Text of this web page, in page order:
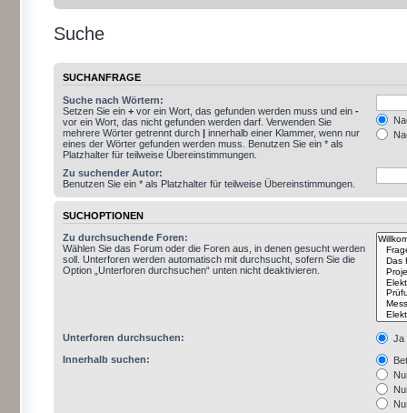
Suche
SUCHANFRAGE
Suche nach Wörtern:
Setzen Sie ein + vor ein Wort, das gefunden werden muss und ein -
vor ein Wort, das nicht gefunden werden darf. Verwenden Sie
mehrere Wörter getrennt durch | innerhalb einer Klammer, wenn nur
eines der Wörter gefunden werden muss. Benutzen Sie ein * als
Platzhalter für teilweise Übereinstimmungen.
Zu suchender Autor:
Benutzen Sie ein * als Platzhalter für teilweise Übereinstimmungen.
SUCHOPTIONEN
Zu durchsuchende Foren:
Wählen Sie das Forum oder die Foren aus, in denen gesucht werden
soll. Unterforen werden automatisch mit durchsucht, sofern Sie die
Option „Unterforen durchsuchen“ unten nicht deaktivieren.
Unterforen durchsuchen:
Ja
Innerhalb suchen: